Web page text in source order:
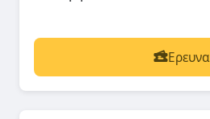
Ερευνα